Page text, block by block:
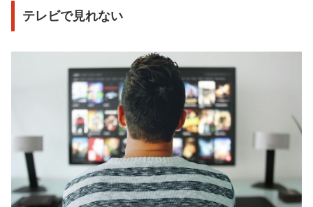
テレビで見れない